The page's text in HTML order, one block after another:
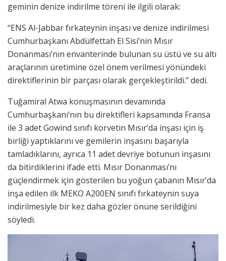
geminin denize indirilme töreni ile ilgili olarak:
“ENS Al-Jabbar fırkateynin inşası ve denize indirilmesi
Cumhurbaşkanı Abdülfettah El Sisi’nin Mısır
Donanması’nın envanterinde bulunan su üstü ve su altı
araçlarının üretimine özel önem verilmesi yönündeki
direktiflerinin bir parçası olarak gerçekleştirildi.” dedi.
Tuğamiral Atwa konuşmasının devamında
Cumhurbaşkanı’nın bu direktifleri kapsamında Fransa
ile 3 adet Gowind sınıfı korvetin Mısır’da inşası için iş
birliği yaptıklarını ve gemilerin inşasını başarıyla
tamladıklarını, ayrıca 11 adet devriye botunun inşasını
da bitirdiklerini ifade etti. Mısır Donanması’nı
güçlendirmek için gösterilen bu yoğun çabanın Mısır’da
inşa edilen ilk MEKO A200EN sınıfı fırkateynin suya
indirilmesiyle bir kez daha gözler önüne serildiğini
söyledi.